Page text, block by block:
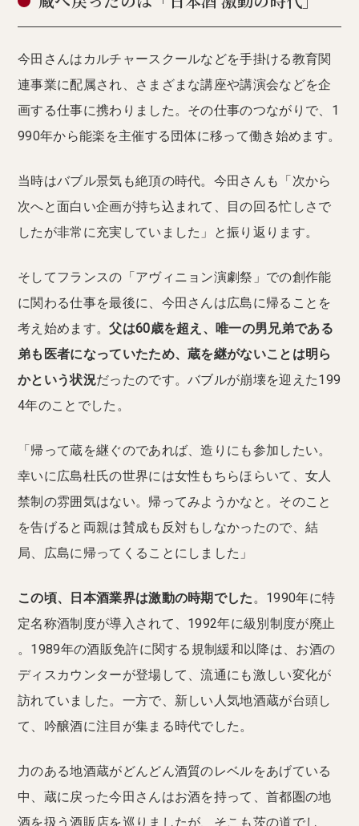
今田さんはカルチャースクールなどを手掛ける教育関
連事業に配属され、さまざまな講座や講演会などを企
画する仕事に携わりました。その仕事のつながりで、1
990年から能楽を主催する団体に移って働き始めます。
当時はバブル景気も絶頂の時代。今田さんも「次から
次へと面白い企画が持ち込まれて、目の回る忙しさで
したが非常に充実していました」と振り返ります。
そしてフランスの「アヴィニョン演劇祭」での創作能
に関わる仕事を最後に、今田さんは広島に帰ることを
考え始めます。父は60歳を超え、唯一の男兄弟である
弟も医者になっていたため、蔵を継がないことは明ら
かという状況だったのです。バブルが崩壊を迎えた199
4年のことでした。
「帰って蔵を継ぐのであれば、造りにも参加したい。
幸いに広島杜氏の世界には女性もちらほらいて、女人
禁制の雰囲気はない。帰ってみようかなと。そのこと
を告げると両親は賛成も反対もしなかったので、結
局、広島に帰ってくることにしました」
この頃、日本酒業界は激動の時期でした 。1990年に特
定名称酒制度が導入されて、1992年に級別制度が廃止
。1989年の酒販免許に関する規制緩和以降は、お酒の
ディスカウンターが登場して、流通にも激しい変化が
訪れていました。一方で、新しい人気地酒蔵が台頭し
て、吟醸酒に注目が集まる時代でした。
力のある地酒蔵がどんどん酒質のレベルをあげている
中、蔵に戻った今田さんはお酒を持って、首都圏の地
酒を扱う酒販店を巡りましたが、そこも茨の道でし